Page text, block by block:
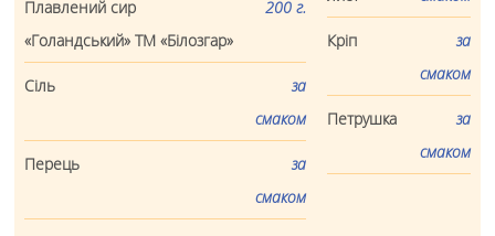
Плавлений сир
«Голандський» ТМ «Білозгар»
200 г.
Сіль
за
смаком
Перець
за
смаком
Кріп
за
смаком
Петрушка
за
смаком